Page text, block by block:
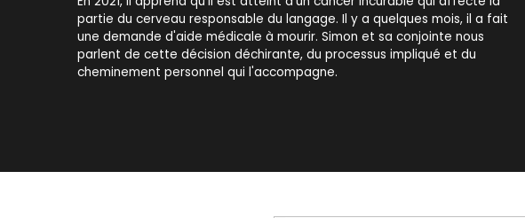
partie du cerveau responsable du langage. Il y a quelques mois, il a fait
une demande d'aide médicale à mourir. Simon et sa conjointe nous
parlent de cette décision déchirante, du processus impliqué et du
cheminement personnel qui l'accompagne.